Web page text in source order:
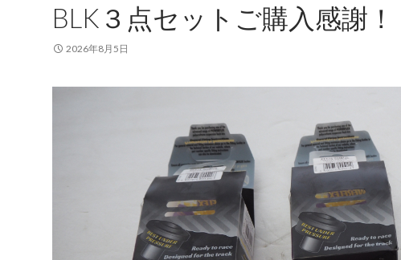
BLK３点セットご購入感謝！
2026年8月5日